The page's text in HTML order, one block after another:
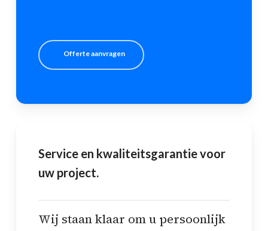
Offerte aanvragen
Service en kwaliteitsgarantie voor
uw project.
Wij staan klaar om u persoonlijk